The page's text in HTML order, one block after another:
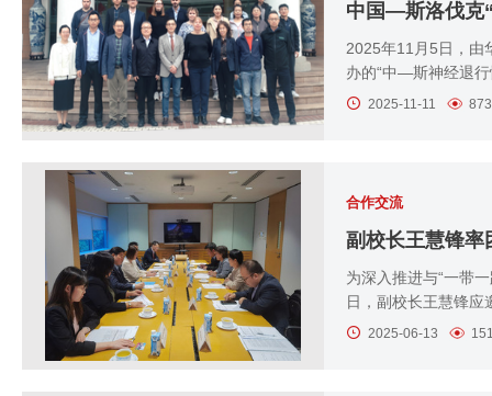
2025年11月5日，由
办的“中—斯神经退
2025-11-11 873
合作交流
副校长王慧锋率
为深入推进与“一带
日，副校长王慧锋应
2025-06-13